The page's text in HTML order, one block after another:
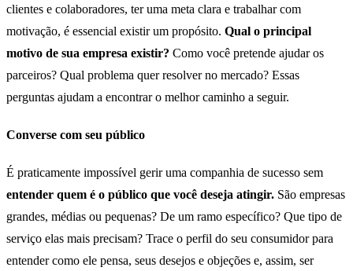
clientes e colaboradores, ter uma meta clara e trabalhar com
motivação, é essencial existir um propósito. Qual o principal
motivo de sua empresa existir? Como você pretende ajudar os
parceiros? Qual problema quer resolver no mercado? Essas
perguntas ajudam a encontrar o melhor caminho a seguir.
Converse com seu público
É praticamente impossível gerir uma companhia de sucesso sem
entender quem é o público que você deseja atingir. São empresas
grandes, médias ou pequenas? De um ramo específico? Que tipo de
serviço elas mais precisam? Trace o perfil do seu consumidor para
entender como ele pensa, seus desejos e objeções e, assim, ser